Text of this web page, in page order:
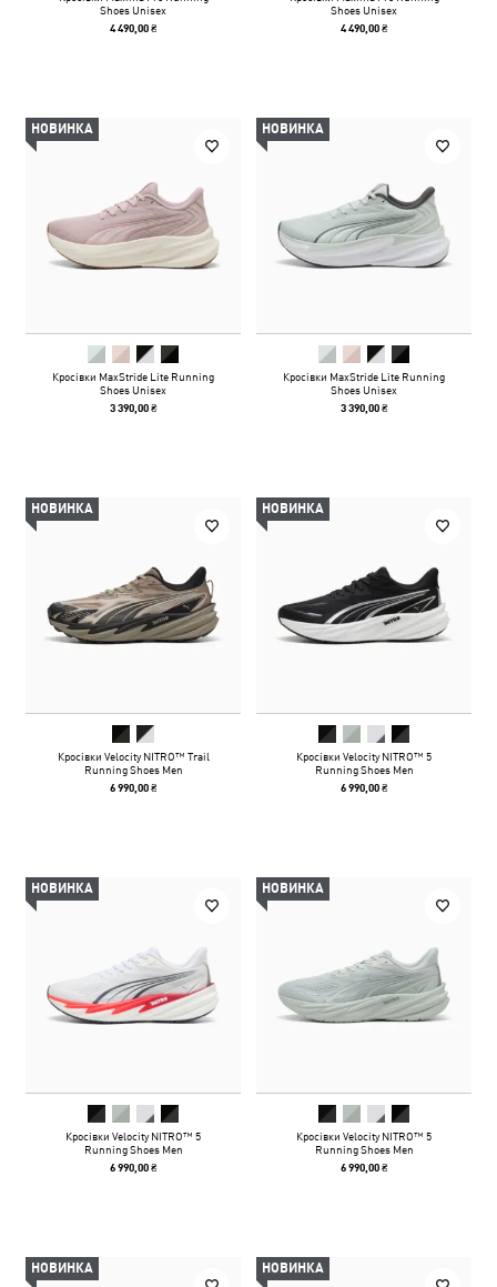
Shoes Unisex
4 490,00 ₴
Shoes Unisex
4 490,00 ₴
НОВИНКА
Кросівки MaxStride Lite Running
Shoes Unisex
3 390,00 ₴
НОВИНКА
Кросівки MaxStride Lite Running
Shoes Unisex
3 390,00 ₴
НОВИНКА
Кросівки Velocity NITRO™ Trail
Running Shoes Men
6 990,00 ₴
НОВИНКА
Кросівки Velocity NITRO™ 5
Running Shoes Men
6 990,00 ₴
НОВИНКА
Кросівки Velocity NITRO™ 5
Running Shoes Men
6 990,00 ₴
НОВИНКА
Кросівки Velocity NITRO™ 5
Running Shoes Men
6 990,00 ₴
НОВИНКА НОВИНКА